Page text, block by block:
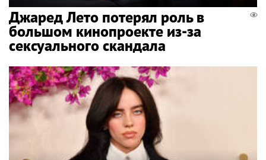
Джаред Лето потерял роль в
большом кинопроекте из-за
сексуального скандала